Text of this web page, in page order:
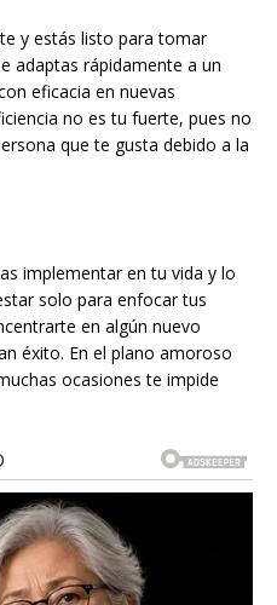
y estás listo para tomar
adaptas rápidamente a un
eficacia en nuevas
no es tu fuerte, pues no
que te gusta debido a la
implementar en tu vida y lo
solo para enfocar tus
en algún nuevo
éxito. En el plano amoroso
ocasiones te impide